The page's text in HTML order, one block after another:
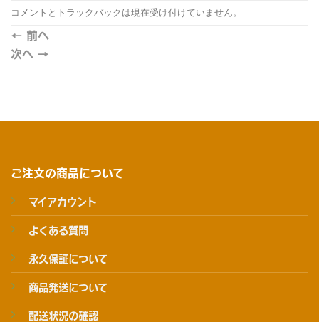
コメントとトラックバックは現在受け付けていません。
← 前へ
次へ →
ご注文の商品について
マイアカウント
よくある質問
永久保証について
商品発送について
配送状況の確認